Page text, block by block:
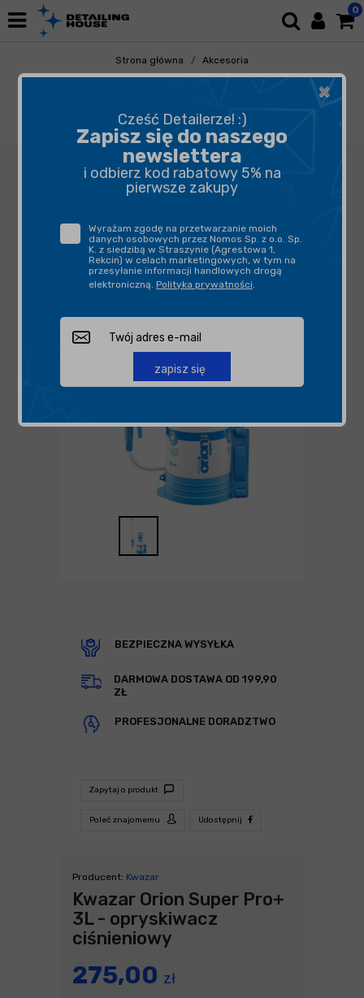
0
Strona główna
Akcesoria
Pozostałe Akcesoria
Kwazar Orion Super Pro+ 3L - opryskiwacz
ciśnieniowy
BEZPIECZNA WYSYŁKA
DARMOWA DOSTAWA OD 199,90
ZŁ
PROFESJONALNE DORADZTWO
Zapytaj o produkt
Poleć znajomemu Udostępnij
Producent: Kwazar
Kwazar Orion Super Pro+
3L - opryskiwacz
ciśnieniowy
275,00 zł
×
Cześć Detailerze! :)
Zapisz się do naszego
newslettera
i odbierz kod rabatowy 5% na
pierwsze zakupy
Wyrażam zgodę na przetwarzanie moich
danych osobowych przez Nomos Sp. z o.o. Sp.
K. z siedzibą w Straszynie (Agrestowa 1,
Rekcin) w celach marketingowych, w tym na
przesyłanie informacji handlowych drogą
elektroniczną. Polityka prywatności.
zapisz się